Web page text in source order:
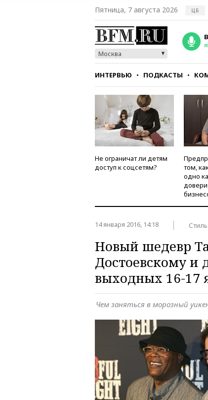
Пятница, 7 августа 2026 ЦБ
Москва
ИНТЕРВЬЮ ПОДКАСТЫ
СТИЛЬ ТЕСТЫ
Не ограничат ли детям
доступ к соцсетям?
том,
одно
14 января 2016, 14:18
Новый шедевр
Достоевскому и
выходных 16-17
Чем заняться в морозный